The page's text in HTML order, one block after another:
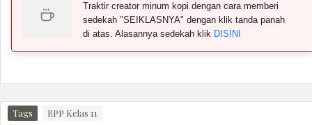
Traktir creator minum kopi dengan cara memberi
sedekah "SEIKLASNYA" dengan klik tanda panah
di atas. Alasannya sedekah klik DISINI
Tags RPP Kelas 11